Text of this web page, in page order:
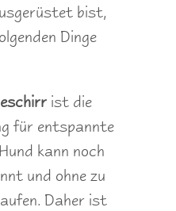
bist,
Dinge
ist die
für entspannte
kann noch
und ohne zu
Daher ist